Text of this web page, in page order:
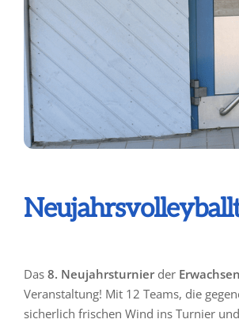
Das 8. Neujahrsturnier der
Veranstaltung! Mit 12 Teams, die
sicherlich frischen Wind ins Turnier